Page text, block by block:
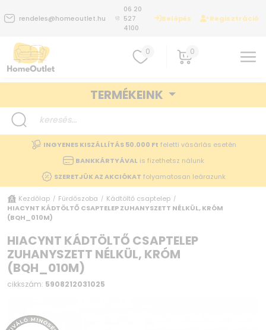
rendeles@homeoutlet.hu
06 20
527
4100
Belépés Regisztráció
0 0
TERMÉKEINK
INGYENES KISZÁLLÍTÁS 50.000 Ft feletti vásárlás esetén
BANKKÁRTYÁVALis fizethetsz nálunk
SZERETJÜK AZ AKCIÓKAT folyamatosan leárazunk
Kezdőlap / Fürdőszoba / Kádtöltő csaptelep /
HIACYNT KÁDTÖLTŐ CSAPTELEP ZUHANYSZETT NÉLKÜL, KRÓM
(BQH_010M)
HIACYNT KÁDTÖLTŐ CSAPTELEP
ZUHANYSZETT NÉLKÜL, KRÓM
(BQH_010M)
cikkszám: 5908212031025